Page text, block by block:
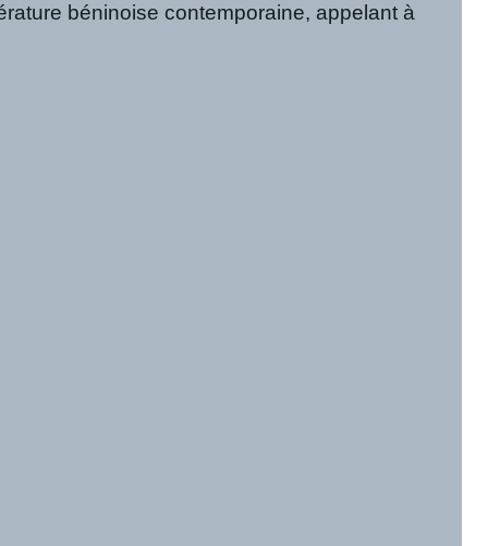
béninoise contemporaine, appelant à